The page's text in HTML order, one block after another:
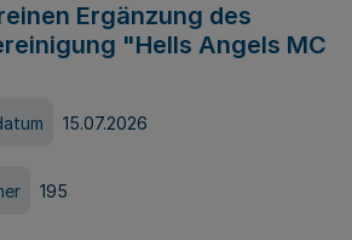
Ergänzung des
"Hells Angels MC
15.07.2026
195